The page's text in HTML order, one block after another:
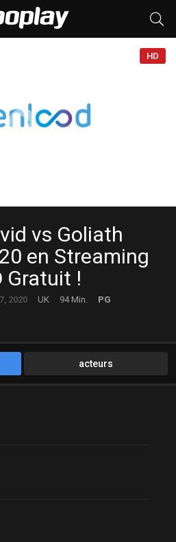
HD
vs Goliath
en Streaming
Gratuit !
2020 UK 94 Min. PG
acteurs